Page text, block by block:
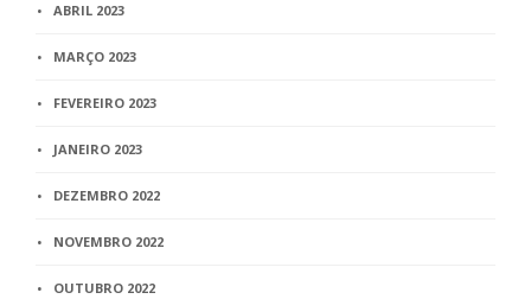
ABRIL 2023
MARÇO 2023
FEVEREIRO 2023
JANEIRO 2023
DEZEMBRO 2022
NOVEMBRO 2022
OUTUBRO 2022